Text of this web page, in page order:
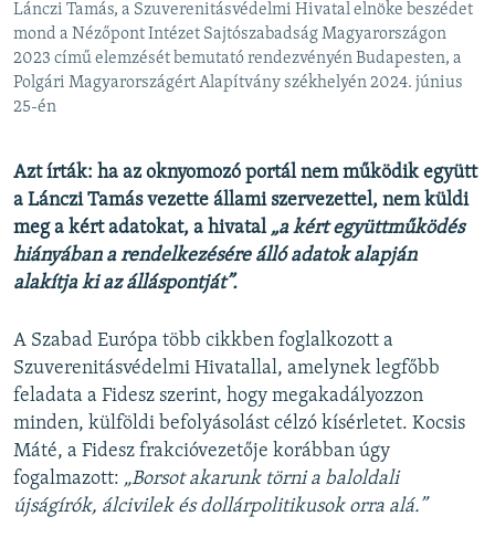
A MÚLT TANULSÁGAI
KÖVESSEN MINKET!
Valamennyi RFE/RL weboldal
Lánczi Tamás, a Szuverenitásvédelmi Hivatal elnöke beszédet
mond a Nézőpont Intézet Sajtószabadság Magyarországon
2023 című elemzését bemutató rendezvényén Budapesten, a
Polgári Magyarországért Alapítvány székhelyén 2024. június
25-én
Azt írták: ha az oknyomozó portál nem működik együtt
a Lánczi Tamás vezette állami szervezettel, nem küldi
meg a kért adatokat, a hivatal „a kért együttműködés
hiányában a rendelkezésére álló adatok alapján
alakítja ki az álláspontját”.
A Szabad Európa több cikkben foglalkozott a
Szuverenitásvédelmi Hivatallal, amelynek legfőbb
feladata a Fidesz szerint, hogy megakadályozzon
minden, külföldi befolyásolást célzó kísérletet. Kocsis
Máté, a Fidesz frakcióvezetője korábban úgy
fogalmazott: „Borsot akarunk törni a baloldali
újságírók, álcivilek és dollárpolitikusok orra alá.”